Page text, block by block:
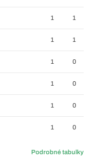
1 1
1 1
1 0
1 0
1 0
1 0
Podrobné tabulky